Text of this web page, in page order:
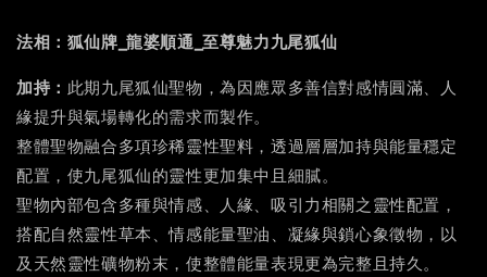
法相：狐仙牌_龍婆順通_至尊魅力九尾狐仙
加持： 此期九尾狐仙聖物，為因應眾多善信對感情圓滿、人
緣提升與氣場轉化的需求而製作。
整體聖物融合多項珍稀靈性聖料，透過層層加持與能量穩定
配置，使九尾狐仙的靈性更加集中且細膩。
聖物內部包含多種與情感、人緣、吸引力相關之靈性配置，
搭配自然靈性草本、情感能量聖油、凝緣與鎖心象徵物，以
及天然靈性礦物粉末，使整體能量表現更為完整且持久。